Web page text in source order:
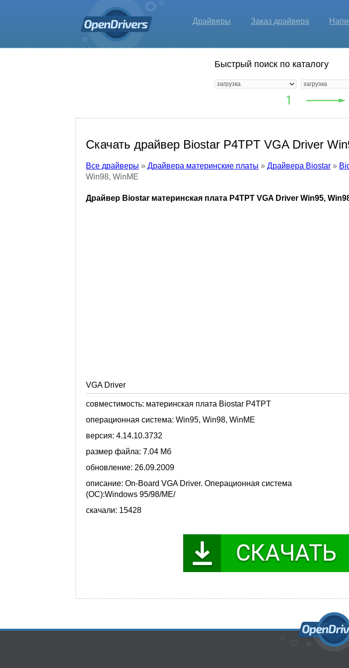
Драйверы Заказ драйвера
Быстрый поиск по каталогу
Скачать драйвер Biostar P4TPT VGA Driver
Все драйверы » Драйвера материнские платы » Драйвера Biostar »
Win98, WinME
Драйвер Biostar материнская плата P4TPT VGA Driver Win95,
VGA Driver
совместимость: материнская плата Biostar P4TPT
операционная система: Win95, Win98, WinME
версия: 4.14.10.3732
размер файла: 7.04 Мб
обновление: 26.09.2009
описание: On-Board VGA Driver. Операционная система
(ОС):Windows 95/98/ME/
скачали: 15428